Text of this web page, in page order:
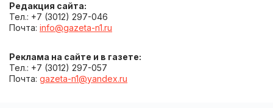
Редакция сайта:
Тел.: +7 (3012) 297-046
Почта: info@gazeta-n1.ru
Реклама на сайте и в газете:
Тел.: +7 (3012) 297-057
Почта: gazeta-n1@yandex.ru